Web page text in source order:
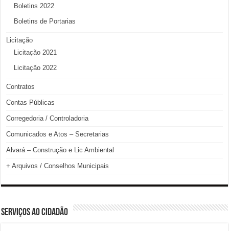
Boletins 2022
Boletins de Portarias
Licitação
Licitação 2021
Licitação 2022
Contratos
Contas Públicas
Corregedoria / Controladoria
Comunicados e Atos – Secretarias
Alvará – Construção e Lic Ambiental
+ Arquivos / Conselhos Municipais
SERVIÇOS AO CIDADÃO